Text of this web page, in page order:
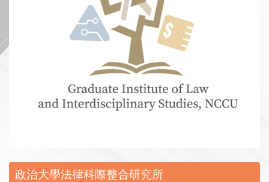
政治大學法律科際整合研究所